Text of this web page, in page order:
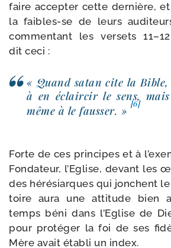
faire accep­ter cette der­nière,
la faibles-​se de leurs
com­men­tant les ver­sets
dit ceci :
« Quand satan cite la Bible,
à en éclair­cir le sens,
même à le faus­ser. »
[6]
Forte de ces prin­cipes et à
Fondateur, l’Eglise, devant les
des héré­siarques qui jonchent
toire aura une atti­tude bien
temps béni dans l’Eglise de
pour pro­té­ger la foi de ses
Mère avait éta­bli un index.